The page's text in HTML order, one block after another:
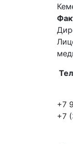
+7
+7